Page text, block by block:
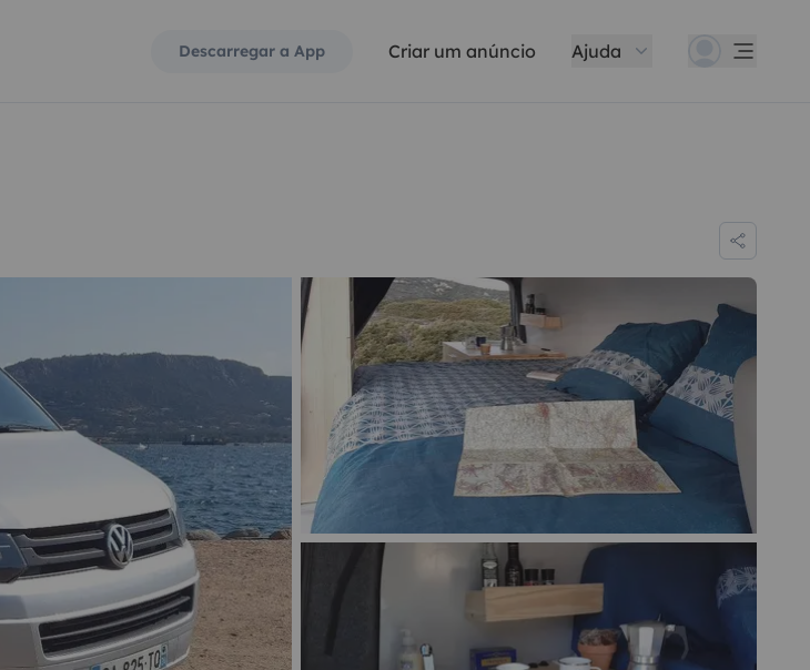
Descarregar a App Criar um anúncio Ajuda